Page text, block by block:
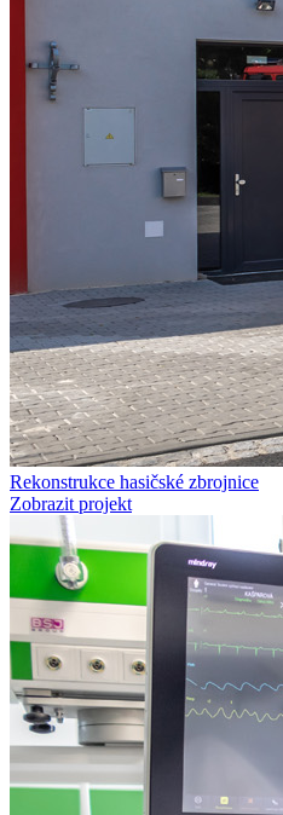
Rekonstrukce hasičské zbrojnice
Zobrazit projekt